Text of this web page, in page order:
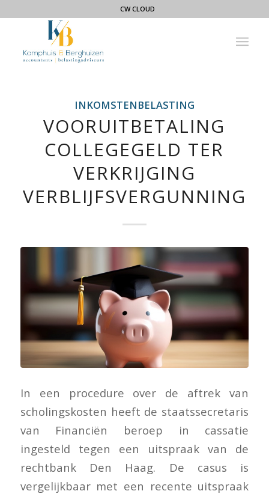
CW CLOUD
INKOMSTENBELASTING
VOORUITBETALING
COLLEGEGELD TER
VERKRIJGING
VERBLIJFSVERGUNNING
In een procedure over de aftrek van
scholingskosten heeft de staatssecretaris
van Financiën beroep in cassatie
ingesteld tegen een uitspraak van de
rechtbank Den Haag. De casus is
vergelijkbaar met een recente uitspraak